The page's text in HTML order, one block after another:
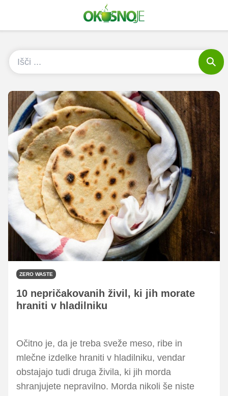
ZERO WASTE
10 nepričakovanih živil, ki jih morate
hraniti v hladilniku
Očitno je, da je treba sveže meso, ribe in
mlečne izdelke hraniti v hladilniku, vendar
obstajajo tudi druga živila, ki jih morda
shranjujete nepravilno. Morda nikoli še niste